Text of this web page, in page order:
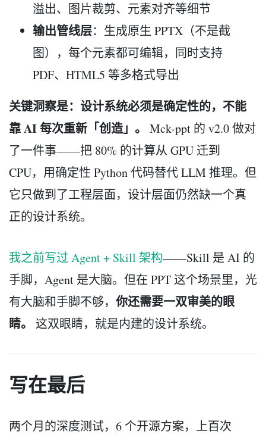
溢出、图片裁剪、元素对齐等细节
输出管线层：生成原生 PPTX（不是截
图），每个元素都可编辑，同时支持
PDF、HTML5 等多格式导出
关键洞察是：设计系统必须是确定性的，不能
靠 AI 每次重新「创造」。
Mck-ppt 的 v2.0 做对
了一件事——把 80% 的计算从 GPU 迁到
CPU，用确定性 Python 代码替代 LLM 推理。但
它只做到了工程层面，设计层面仍然缺一个真
正的设计系统。
我之前写过 Agent + Skill 架构——Skill 是 AI 的
手脚，Agent 是大脑。但在 PPT 这个场景里，光
有大脑和手脚不够， 你还需要一双审美的眼
睛。
这双眼睛，就是内建的设计系统。
写在最后
两个月的深度测试，6 个开源方案，上百次